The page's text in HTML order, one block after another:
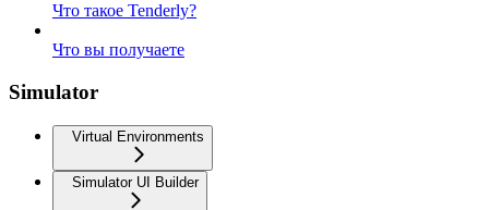
Что такое Tenderly?
Что вы получаете
Simulator
Virtual Environments
Simulator UI Builder